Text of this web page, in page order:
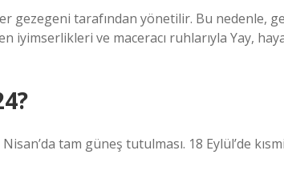
gezegeni tarafından yönetilir. Bu nedenle,
iyimserlikleri ve maceracı ruhlarıyla Yay,
tam güneş tutulması. 18 Eylül’de